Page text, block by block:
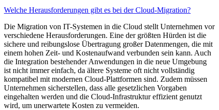
Welche Herausforderungen gibt es bei der Cloud-Migration?
Die Migration von IT-Systemen in die Cloud stellt Unternehmen vor
verschiedene Herausforderungen. Eine der größten Hürden ist die
sichere und reibungslose Übertragung großer Datenmengen, die mit
einem hohen Zeit- und Kostenaufwand verbunden sein kann. Auch
die Integration bestehender Anwendungen in die neue Umgebung
ist nicht immer einfach, da ältere Systeme oft nicht vollständig
kompatibel mit modernen Cloud-Plattformen sind. Zudem müssen
Unternehmen sicherstellen, dass alle gesetzlichen Vorgaben
eingehalten werden und die Cloud-Infrastruktur effizient genutzt
wird, um unerwartete Kosten zu vermeiden.